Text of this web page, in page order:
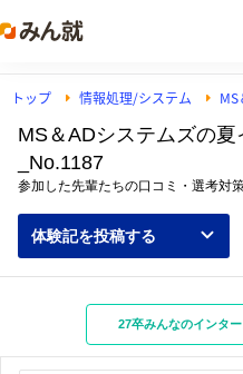
トップ 情報処理/システム
MS＆ADシステムズの
_No.1187
参加した先輩たちの口コミ・選考対
体験記を投稿する
27卒みんなのインタ